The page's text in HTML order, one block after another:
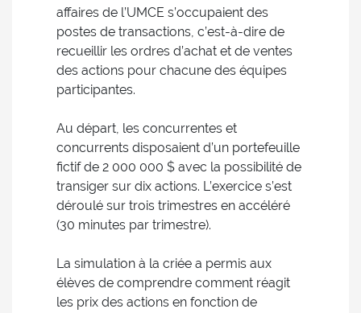
affaires de l’UMCE s’occupaient des
postes de transactions, c’est-à-dire de
recueillir les ordres d’achat et de ventes
des actions pour chacune des équipes
participantes.
Au départ, les concurrentes et
concurrents disposaient d’un portefeuille
fictif de 2 000 000 $ avec la possibilité de
transiger sur dix actions. L’exercice s’est
déroulé sur trois trimestres en accéléré
(30 minutes par trimestre).
La simulation à la criée a permis aux
élèves de comprendre comment réagit
les prix des actions en fonction de